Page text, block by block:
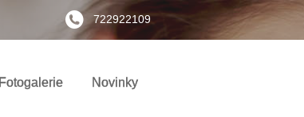
722922109
Fotogalerie Novinky